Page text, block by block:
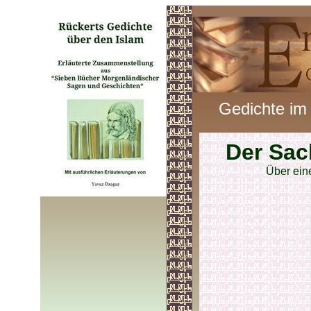
Gedichte
Der
Über